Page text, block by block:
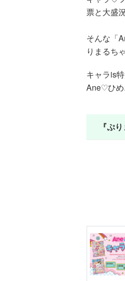
票と大盛
そんな「
りまるち
キャラis
Ane♡ひめ
『ぷ